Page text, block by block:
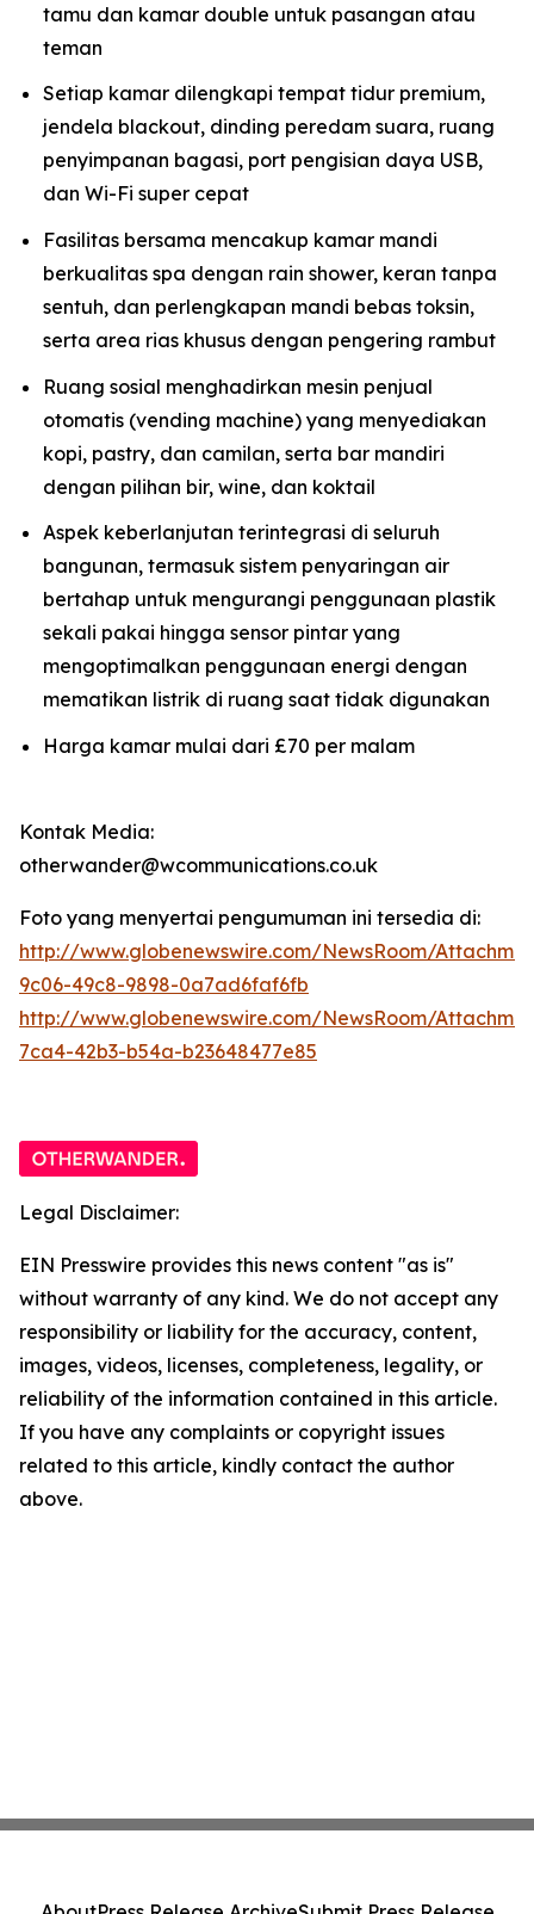
tamu dan kamar double untuk pasangan atau
teman
Setiap kamar dilengkapi tempat tidur premium,
jendela blackout, dinding peredam suara, ruang
penyimpanan bagasi, port pengisian daya USB,
dan Wi-Fi super cepat
Fasilitas bersama mencakup kamar mandi
berkualitas spa dengan rain shower, keran tanpa
sentuh, dan perlengkapan mandi bebas toksin,
serta area rias khusus dengan pengering rambut
Ruang sosial menghadirkan mesin penjual
otomatis (vending machine) yang menyediakan
kopi, pastry, dan camilan, serta bar mandiri
dengan pilihan bir, wine, dan koktail
Aspek keberlanjutan terintegrasi di seluruh
bangunan, termasuk sistem penyaringan air
bertahap untuk mengurangi penggunaan plastik
sekali pakai hingga sensor pintar yang
mengoptimalkan penggunaan energi dengan
mematikan listrik di ruang saat tidak digunakan
Harga kamar mulai dari £70 per malam
Kontak Media:
otherwander@wcommunications.co.uk
Foto yang menyertai pengumuman ini tersedia di:
http://www.globenewswire.com/NewsRoom/
9c06-49c8-9898-0a7ad6faf6fb
http://www.globenewswire.com/NewsRoom/
7ca4-42b3-b54a-b23648477e85
Legal Disclaimer:
EIN Presswire provides this news content "as is"
without warranty of any kind. We do not accept any
responsibility or liability for the accuracy, content,
images, videos, licenses, completeness, legality, or
reliability of the information contained in this article.
If you have any complaints or copyright issues
related to this article, kindly contact the author
above.